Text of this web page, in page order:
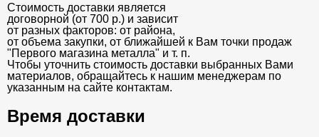
Стоимость доставки является
договорной (от 700 р.) и зависит
от разных факторов: от района,
от объема закупки, от ближайшей к Вам точки продаж
"Первого магазина металла" и т. п.
Чтобы уточнить стоимость доставки выбранных Вами
материалов, обращайтесь к нашим менеджерам по
указанным на сайте контактам.
Время доставки